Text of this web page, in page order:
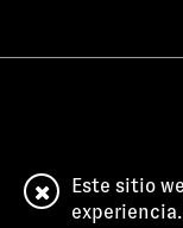
Este sitio
experiencia.